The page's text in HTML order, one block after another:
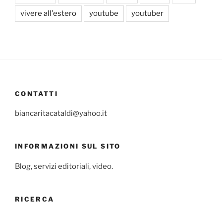
vivere all'estero youtube youtuber
CONTATTI
biancaritacataldi@yahoo.it
INFORMAZIONI SUL SITO
Blog, servizi editoriali, video.
RICERCA